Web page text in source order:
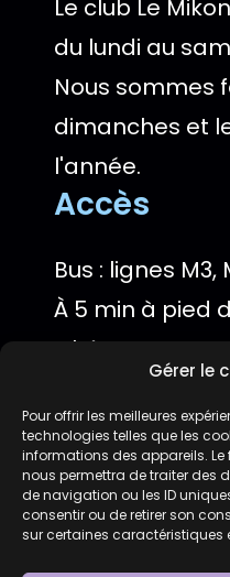
Gérer le
Pour offrir les meilleures
technologies telles que les
informations des appareils.
nous permettra de traiter des
de navigation ou les ID
consentir ou de retirer son
sur certaines caractéristiques
Le club Le
du lundi au
Nous sommes
dimanches et
l'année.
Accès
Bus : lignes M3,
À 5 min à pied
Châteaucreux
Montplaisir
Parking
Stationnement